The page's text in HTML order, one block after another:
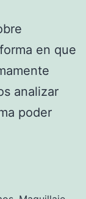
en que
analizar
poder